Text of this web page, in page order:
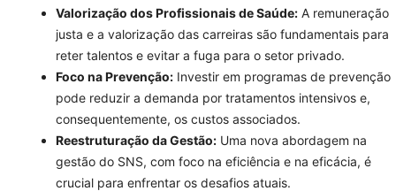
Valorização dos Profissionais de Saúde: A remuneração
justa e a valorização das carreiras são fundamentais para
reter talentos e evitar a fuga para o setor privado.
Foco na Prevenção: Investir em programas de prevenção
pode reduzir a demanda por tratamentos intensivos e,
consequentemente, os custos associados.
Reestruturação da Gestão: Uma nova abordagem na
gestão do SNS, com foco na eficiência e na eficácia, é
crucial para enfrentar os desafios atuais.